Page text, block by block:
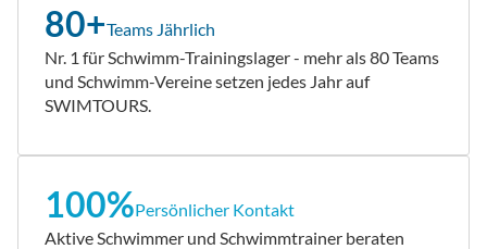
80+Teams Jährlich
Nr. 1 für Schwimm-Trainingslager - mehr als 80 Teams
und Schwimm-Vereine setzen jedes Jahr auf
SWIMTOURS.
100%Persönlicher Kontakt
Aktive Schwimmer und Schwimmtrainer beraten